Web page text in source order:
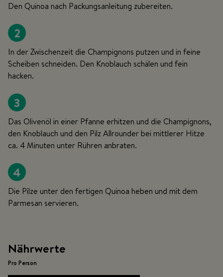
Den Quinoa nach Packungsanleitung zubereiten.
2
In der Zwischenzeit die Champignons putzen und in feine
Scheiben schneiden. Den Knoblauch schälen und fein
hacken.
3
Das Olivenöl in einer Pfanne erhitzen und die Champignons,
den Knoblauch und den Pilz Allrounder bei mittlerer Hitze
ca. 4 Minuten unter Rühren anbraten.
4
Die Pilze unter den fertigen Quinoa heben und mit dem
Parmesan servieren.
Nährwerte
Pro Person